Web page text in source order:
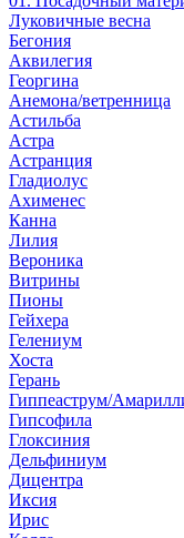
Луковичные весна
Бегония
Аквилегия
Георгина
Анемона/ветренница
Астильба
Астра
Астранция
Гладиолус
Ахименес
Канна
Лилия
Вероника
Витрины
Пионы
Гейхера
Гелениум
Хоста
Герань
Гиппеаструм/
Гипсофила
Глоксиния
Дельфиниум
Дицентра
Иксия
Ирис